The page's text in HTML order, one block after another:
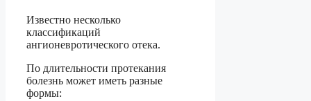
Известно несколько
классификаций
ангионевротического отека.
По длительности протекания
болезнь может иметь разные
формы: